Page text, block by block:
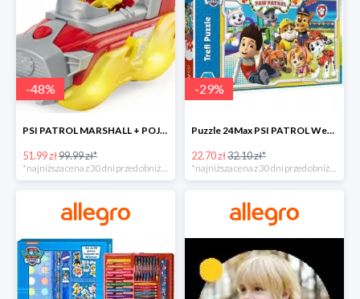
-48%
PSI PATROL MARSHALL + POJAZD WÓZ STRAŻACKI DŹWIĘK -48%
51.99 zł99.99 zł*
*najniższa cena z 30 dni przed obniżką
-29%
Puzzle 24Max PSI PATROL Wesoła drużyna TREFL -29%
22.70 zł32.10 zł*
*najniższa cena z 30 dni przed obniżką